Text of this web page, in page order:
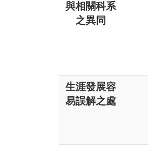
與相關科系
之異同
生涯發展容
易誤解之處